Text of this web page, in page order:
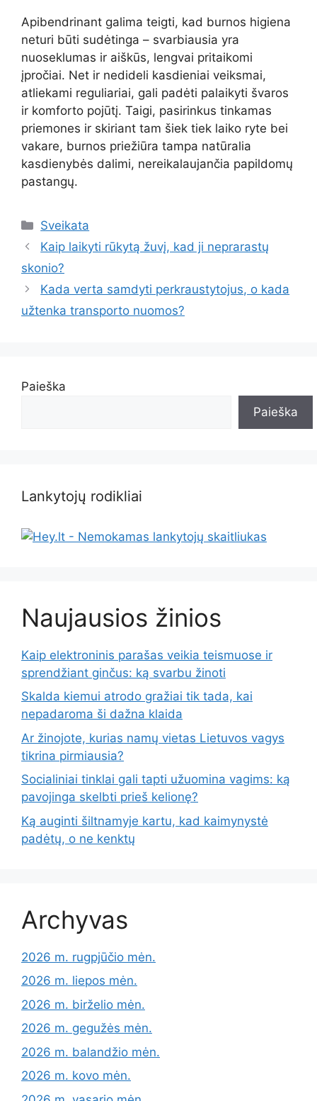
Apibendrinant galima teigti, kad burnos higiena
neturi būti sudėtinga – svarbiausia yra
nuoseklumas ir aiškūs, lengvai pritaikomi
įpročiai. Net ir nedideli kasdieniai veiksmai,
atliekami reguliariai, gali padėti palaikyti švaros
ir komforto pojūtį. Taigi, pasirinkus tinkamas
priemones ir skiriant tam šiek tiek laiko ryte bei
vakare, burnos priežiūra tampa natūralia
kasdienybės dalimi, nereikalaujančia papildomų
pastangų.
Kategorijos
Sveikata
Kaip laikyti rūkytą žuvį, kad ji neprarastų
skonio?
Kada verta samdyti perkraustytojus, o kada
užtenka transporto nuomos?
Paieška
Paieška
Lankytojų rodikliai
Naujausios žinios
Kaip elektroninis parašas veikia teismuose ir
sprendžiant ginčus: ką svarbu žinoti
Skalda kiemui atrodo gražiai tik tada, kai
nepadaroma ši dažna klaida
Ar žinojote, kurias namų vietas Lietuvos vagys
tikrina pirmiausia?
Socialiniai tinklai gali tapti užuomina vagims: ką
pavojinga skelbti prieš kelionę?
Ką auginti šiltnamyje kartu, kad kaimynystė
padėtų, o ne kenktų
Archyvas
2026 m. rugpjūčio mėn.
2026 m. liepos mėn.
2026 m. birželio mėn.
2026 m. gegužės mėn.
2026 m. balandžio mėn.
2026 m. kovo mėn.